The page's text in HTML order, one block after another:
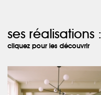
ses réalisations :
cliquez pour les découvrir